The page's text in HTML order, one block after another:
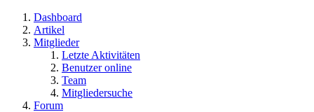
Dashboard
Artikel
Mitglieder
Letzte Aktivitäten
Benutzer online
Team
Mitgliedersuche
Forum